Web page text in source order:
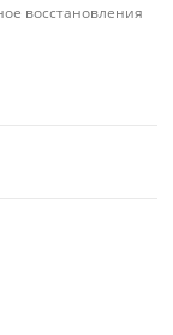
восстановления